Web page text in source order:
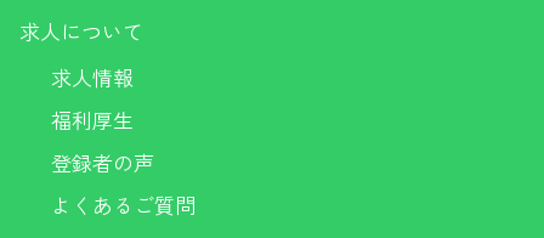
求人について
求人情報
福利厚生
登録者の声
よくあるご質問